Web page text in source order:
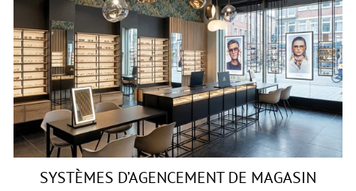
SYSTÈMES D’AGENCEMENT DE MAGASIN